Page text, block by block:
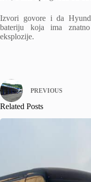
Izvori govore i da
bateriju koja ima
eksplozije.
PREVIOUS
Related Posts